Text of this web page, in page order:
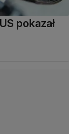
pokazał